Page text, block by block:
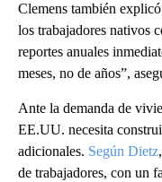
Clemens también
los trabajadores nativos
reportes anuales
meses, no de años”,
Ante la demanda de
EE.UU. necesita
adicionales. Según Dietz
de trabajadores, con un